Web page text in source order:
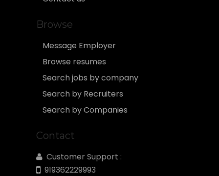
Browse
Message Employer
Browse resumes
Search jobs by company
Search by Recruiters
Search by Companies
Contact
Customer Support :
919362229993